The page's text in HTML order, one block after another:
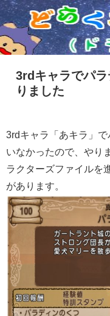
3rdキャラでパ
りました
3rdキャラ「あキラ」
いなかったので、やり
ラクターズファイルを
があります。